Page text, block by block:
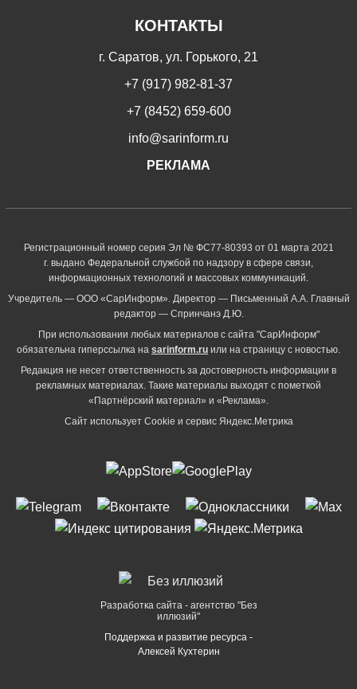
КОНТАКТЫ
г. Саратов, ул. Горького, 21
+7 (917) 982-81-37
+7 (8452) 659-600
info@sarinform.ru
РЕКЛАМА
Регистрационный номер серия Эл № ФС77-80393 от 01 марта 2021
г. выдано Федеральной службой по надзору в сфере связи,
информационных технологий и массовых коммуникаций.
Учредитель — ООО «СарИнформ». Директор — Письменный А.А. Главный
редактор — Спринчанэ Д.Ю.
При использовании любых материалов с сайта "СарИнформ"
обязательна гиперссылка на sarinform.ru или на страницу с новостью.
Редакция не несет ответственность за достоверность информации в
рекламных материалах. Такие материалы выходят с пометкой
«Партнёрский материал» и «Реклама».
Сайт использует Cookie и сервиc Яндекс.Метрика
Разработка сайта - агентство "Без
иллюзий"
Поддержка и развитие ресурса -
Алексей Кухтерин